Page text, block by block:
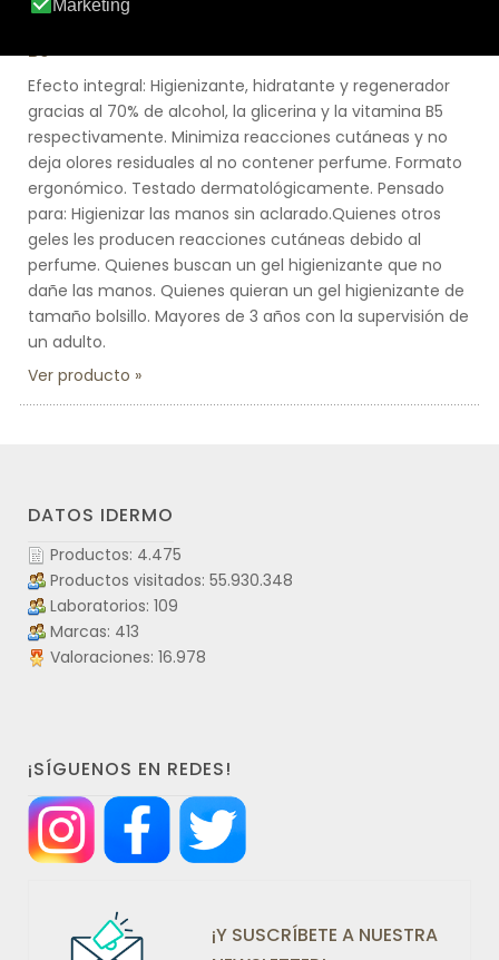
ECOVITAL SENS GEL HIGIENIZANTE CON VITAMINA
B5
Efecto integral: Higienizante, hidratante y regenerador
gracias al 70% de alcohol, la glicerina y la vitamina B5
respectivamente. Minimiza reacciones cutáneas y no
deja olores residuales al no contener perfume. Formato
ergonómico. Testado dermatológicamente. Pensado
para: Higienizar las manos sin aclarado.Quienes otros
geles les producen reacciones cutáneas debido al
perfume. Quienes buscan un gel higienizante que no
dañe las manos. Quienes quieran un gel higienizante de
tamaño bolsillo. Mayores de 3 años con la supervisión de
un adulto.
Ver producto
DATOS IDERMO
Productos: 4.475
Productos visitados: 55.930.348
Laboratorios: 109
Marcas: 413
Valoraciones: 16.978
¡SÍGUENOS EN REDES!
¡Y SUSCRÍBETE A NUESTRA